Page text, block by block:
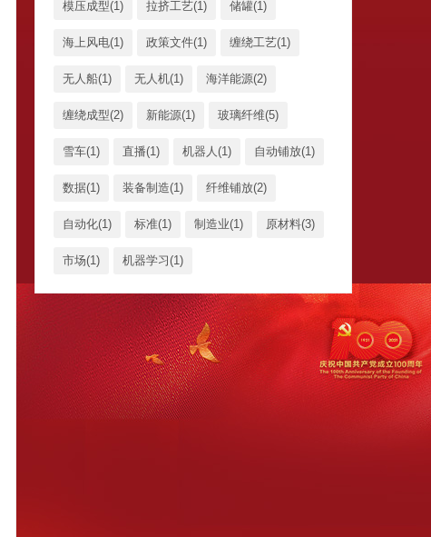
模压成型(1) 拉挤工艺(1) 储罐(1)
海上风电(1) 政策文件(1) 缠绕工艺(1)
无人船(1) 无人机(1) 海洋能源(2)
缠绕成型(2) 新能源(1) 玻璃纤维(5)
雪车(1) 直播(1) 机器人(1) 自动铺放(1)
数据(1) 装备制造(1) 纤维铺放(2)
自动化(1) 标准(1) 制造业(1) 原材料(3)
市场(1) 机器学习(1)